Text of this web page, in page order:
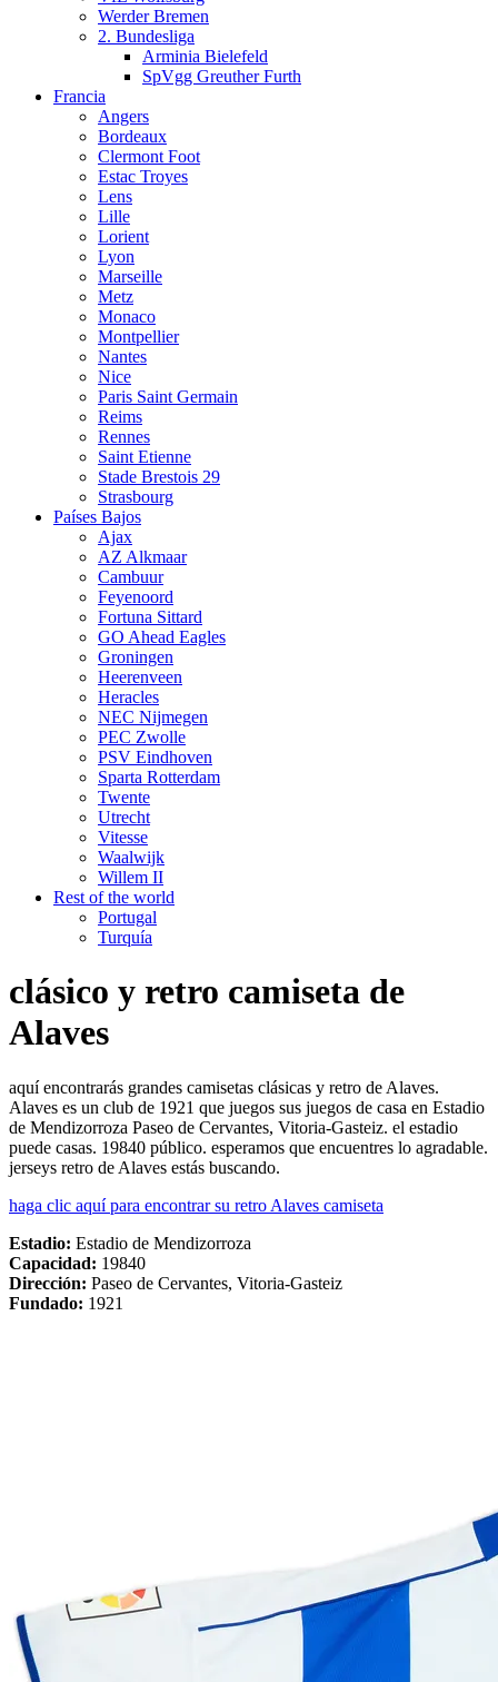
Werder Bremen
2. Bundesliga
Arminia Bielefeld
SpVgg Greuther Furth
Francia
Angers
Bordeaux
Clermont Foot
Estac Troyes
Lens
Lille
Lorient
Lyon
Marseille
Metz
Monaco
Montpellier
Nantes
Nice
Paris Saint Germain
Reims
Rennes
Saint Etienne
Stade Brestois 29
Strasbourg
Países Bajos
Ajax
AZ Alkmaar
Cambuur
Feyenoord
Fortuna Sittard
GO Ahead Eagles
Groningen
Heerenveen
Heracles
NEC Nijmegen
PEC Zwolle
PSV Eindhoven
Sparta Rotterdam
Twente
Utrecht
Vitesse
Waalwijk
Willem II
Rest of the world
Portugal
Turquía
clásico y retro camiseta de
Alaves
aquí encontrarás grandes camisetas clásicas y retro de Alaves.
Alaves es un club de 1921 que juegos sus juegos de casa en Estadio
de Mendizorroza Paseo de Cervantes, Vitoria-Gasteiz. el estadio
puede casas. 19840 público. esperamos que encuentres lo agradable.
jerseys retro de Alaves estás buscando.
haga clic aquí para encontrar su retro Alaves camiseta
Estadio: Estadio de Mendizorroza
Capacidad: 19840
Dirección: Paseo de Cervantes, Vitoria-Gasteiz
Fundado: 1921